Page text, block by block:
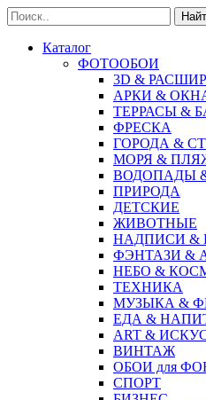
Каталог
ФОТООБОИ
3D &
АРКИ &
ТЕРРАСЫ &
ФРЕСКА
ГОРОДА &
МОРЯ &
ВОДОПАДЫ
ПРИРОДА
ДЕТСКИЕ
ЖИВОТНЫЕ
НАДПИСИ &
ФЭНТАЗИ &
НЕБО &
ТЕХНИКА
МУЗЫКА &
ЕДА &
ART &
ВИНТАЖ
ОБОИ для
СПОРТ